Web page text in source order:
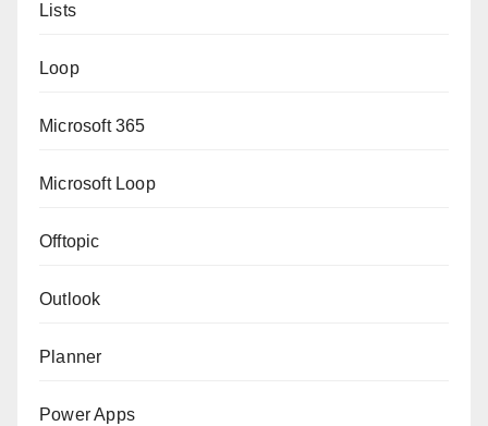
Lists
Loop
Microsoft 365
Microsoft Loop
Offtopic
Outlook
Planner
Power Apps